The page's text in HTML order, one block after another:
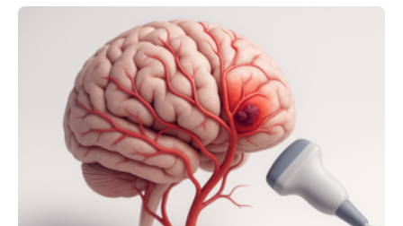
Woche vom Haushaltsausschuss freigegeben – unter
anderem zur Unterstützung der
Industrieforschungsprogramme Industrielle
Gemeinschaftsforschung (IGF), Zentrales
Innovationsprogramm Mittelstand (ZIM) und
Innovationskompetenz INNO-KOM. Auf dem
Innovationstag Mittelstand 2025 am 5. Juni 2025 in
Berlin überbrachte das Bundesministerium für
Wirtschaft und Energie eine gute Nachricht:
Überplanmäßige Verpflichtungsermächtigungen in